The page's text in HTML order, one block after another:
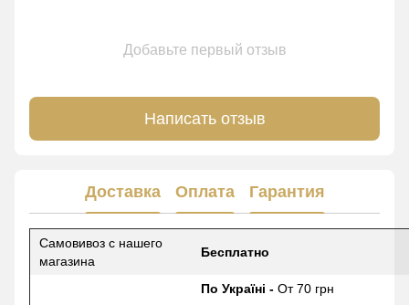
Добавьте первый отзыв
Написать отзыв
Доставка Оплата Гарантия
Самовивоз с нашего
магазина
Бесплатно
По Україні - От 70 грн